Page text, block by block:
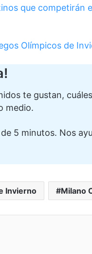
que competirán
Olímpicos de
te gustan,
medio.
5 minutos. Nos
Invierno Milano